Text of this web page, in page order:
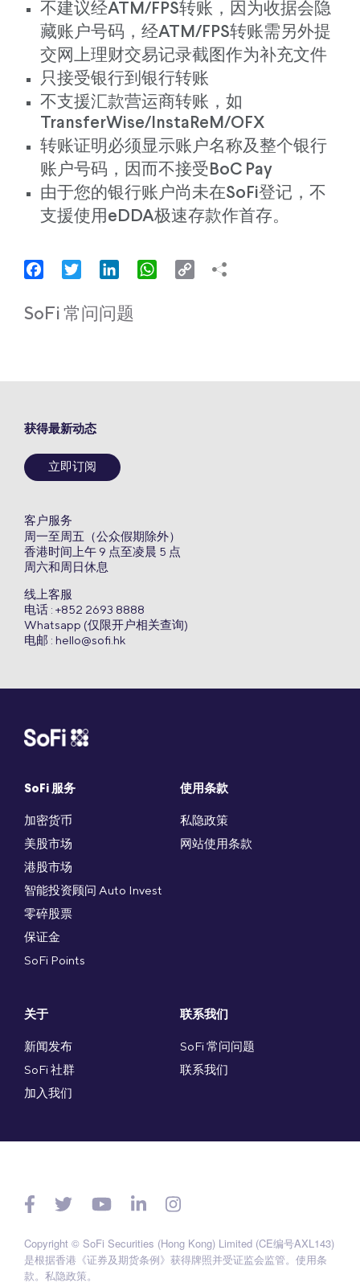
不建议经ATM/FPS转账，因为收据会隐
藏账户号码，经ATM/FPS转账需另外提
交网上理财交易记录截图作为补充文件
只接受银行到银行转账
不支援汇款营运商转账，如
TransferWise/InstaReM/OFX
转账证明必须显示账户名称及整个银行
账户号码，因而不接受BoC Pay
由于您的银行账户尚未在SoFi登记，不
支援使用eDDA极速存款作首存。
FacebookTwitter LinkedInWhatsApp
Copy
SoFi 常问问题
SoFi 服务
加密货币
美股市场
港股市场
智能投资顾问 Auto Invest
零碎股票
保证金
SoFi Points
使用条款
私隐政策
网站使用条款
关于
新闻发布
SoFi 社群
加入我们
联系我们
SoFi 常问问题
联系我们
获得最新动态
立即订阅
客户服务
周一至周五（公众假期除外）
香港时间上午 9 点至凌晨 5 点
周六和周日休息
线上客服
电话 : +852 2693 8888
Whatsapp (仅限开户相关查询)
电邮 : hello@sofi.hk
Copyright © SoFi Securities (Hong Kong) Limited (CE编号AXL143)
是根据香港《证券及期货条例》获得牌照并受证监会监管。 使用条
款。 私隐政策。